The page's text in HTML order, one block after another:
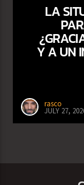
LA
Y A UN
rasco
JULY 27,